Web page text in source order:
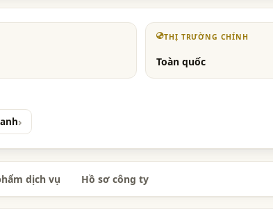
THỊ TRƯỜNG CHÍNH
Toàn quốc
dịch vụ Hồ sơ công ty